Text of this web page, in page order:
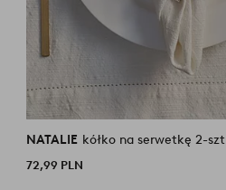
NATALIE kółko na serwetkę 2-szt
72,99 PLN